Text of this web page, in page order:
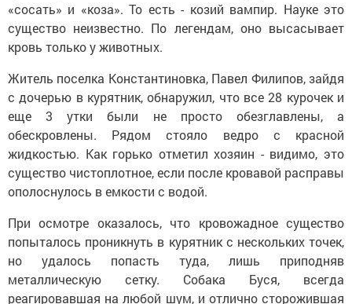
«сосать» и «коза». То есть - козий вампир. Науке это
существо неизвестно. По легендам, оно высасывает
кровь только у животных.
Житель поселка Константиновка, Павел Филипов, зайдя
с дочерью в курятник, обнаружил, что все 28 курочек и
еще 3 утки были не просто обезглавлены, а
обескровлены. Рядом стояло ведро с красной
жидкостью. Как горько отметил хозяин - видимо, это
существо чистоплотное, если после кровавой расправы
ополоснулось в емкости с водой.
При осмотре оказалось, что кровожадное существо
попыталось проникнуть в курятник с нескольких точек,
но удалось попасть туда, лишь приподняв
металлическую сетку. Собака Буся, всегда
реагировавшая на любой шум, и отлично сторожившая